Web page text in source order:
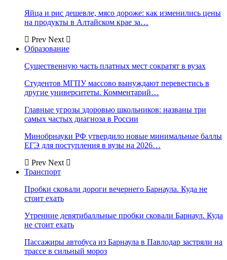
Яйца и рис дешевле, мясо дороже: как изменились цены
на продукты в Алтайском крае за…
Prev Next
Образование
Существенную часть платных мест сократят в вузах
Студентов МГПУ массово вынуждают перевестись в
другие университеты. Комментарий…
Главные угрозы здоровью школьников: названы три
самых частых диагноза в России
Минобрнауки РФ утвердило новые минимальные баллы
ЕГЭ для поступления в вузы на 2026…
Prev Next
Транспорт
Пробки сковали дороги вечернего Барнаула. Куда не
стоит ехать
Утренние девятибалльные пробки сковали Барнаул. Куда
не стоит ехать
Пассажиры автобуса из Барнаула в Павлодар застряли на
трассе в сильный мороз